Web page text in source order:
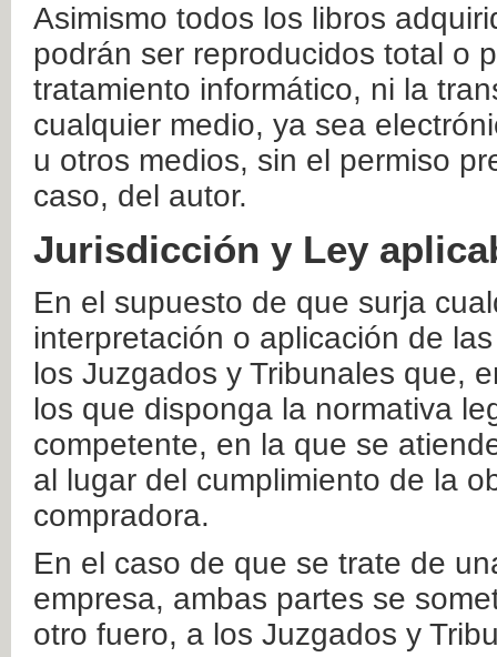
Asimismo todos los libros
podrán ser reproducidos total o
tratamiento informático, ni la
cualquier medio, ya sea
u otros medios, sin el permiso
caso, del autor.
Jurisdicción y Ley
En el supuesto de que surja
interpretación o aplicación de
los Juzgados y Tribunales que,
los que disponga la normativa
competente, en la que se
al lugar del cumplimiento de la
compradora.
En el caso de que se trate de
empresa, ambas partes se
otro fuero, a los Juzgados y